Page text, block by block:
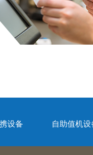
设备 自助值机设